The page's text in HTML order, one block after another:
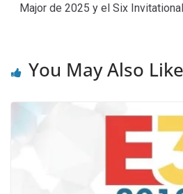
Major de 2025 y el Six
You May Also Like